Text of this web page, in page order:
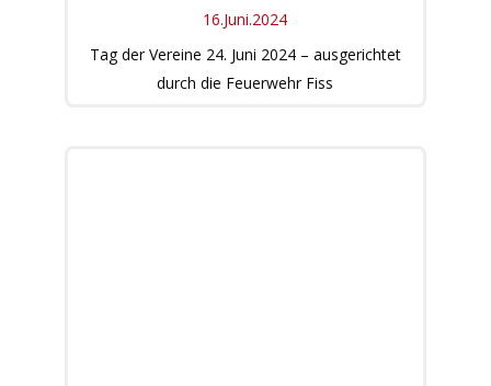
16.Juni.2024
Tag der Vereine 24. Juni 2024 – ausgerichtet
durch die Feuerwehr Fiss